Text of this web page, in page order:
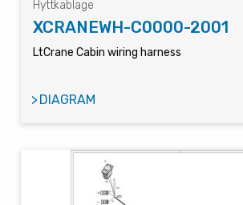
Hyttkablage
XCRANEWH-C0000-2001
LtCrane Cabin wiring harness
DIAGRAM